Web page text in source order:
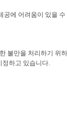
공에 어려움이 있을 수
불만을 처리하기 위하
정하고 있습니다.